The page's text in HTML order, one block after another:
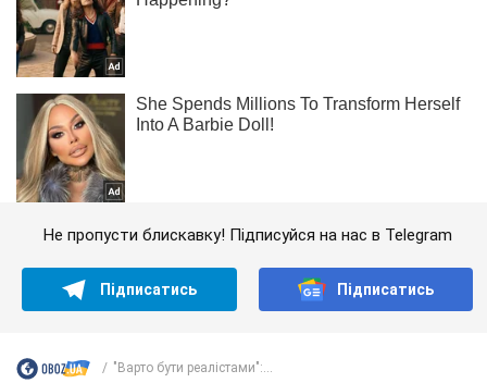
Не пропусти блискавку! Підписуйся на нас в Telegram
Підписатись Підписатись
"Варто бути реалістами":...